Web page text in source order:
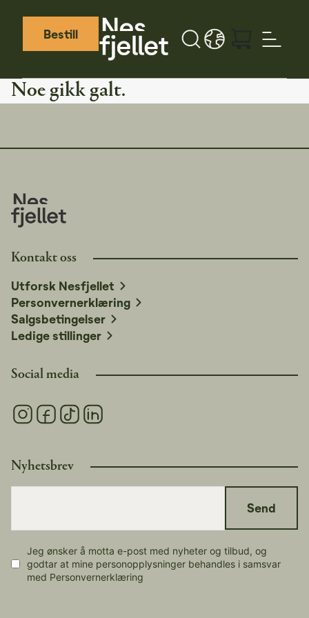
Bestill
Weather icon
Webcamera icon
Søk
LANGUAGE - NB
Noe gikk galt.
Social media
Nyhetsbrev
Jeg ønsker å motta e-post med nyheter og tilbud, og
godtar at mine personopplysninger behandles i samsvar
med Personvernerklæring
Send
Kontakt oss
Utforsk Nesfjellet
Personvernerklæring
Salgsbetingelser
Ledige stillinger